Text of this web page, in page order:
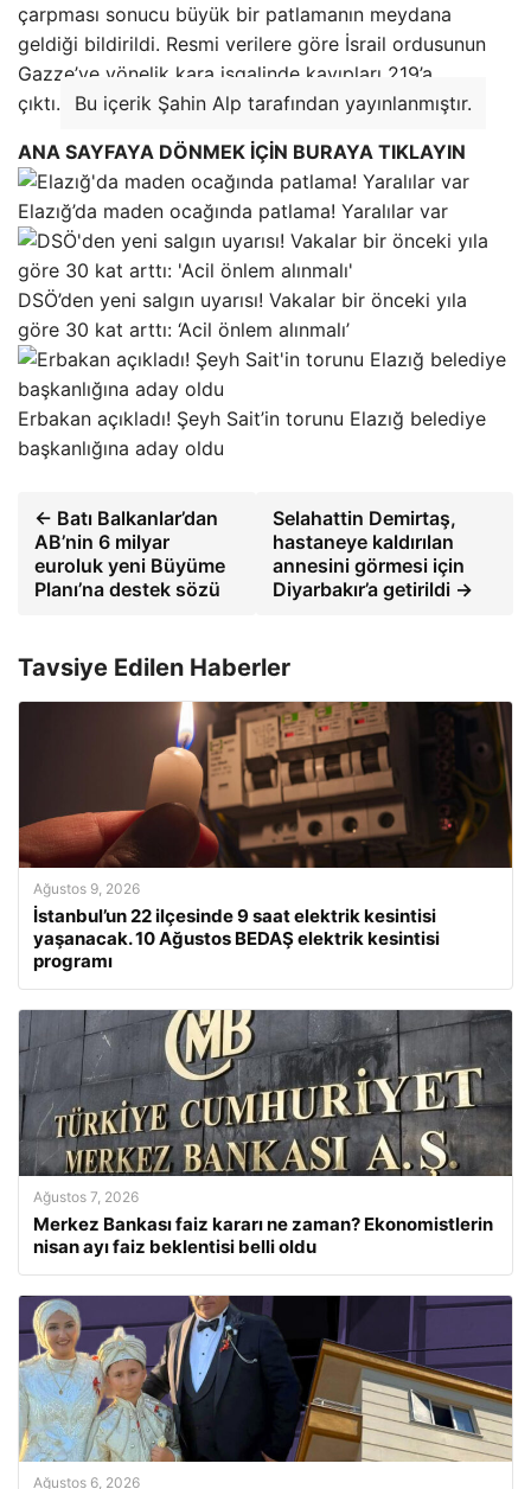
çarpması sonucu büyük bir patlamanın meydana
geldiği bildirildi. Resmi verilere göre İsrail ordusunun
Gazze’ye yönelik kara işgalinde kayıpları 219’a
çıktı.
Bu içerik Şahin Alp tarafından yayınlanmıştır.
ANA SAYFAYA DÖNMEK İÇİN BURAYA TIKLAYIN
Elazığ’da maden ocağında patlama! Yaralılar var
DSÖ’den yeni salgın uyarısı! Vakalar bir önceki yıla
göre 30 kat arttı: ‘Acil önlem alınmalı’
Erbakan açıkladı! Şeyh Sait’in torunu Elazığ belediye
başkanlığına aday oldu
← Batı Balkanlar’dan
AB’nin 6 milyar
euroluk yeni Büyüme
Planı’na destek sözü
Selahattin Demirtaş,
hastaneye kaldırılan
annesini görmesi için
Diyarbakır’a getirildi →
Tavsiye Edilen Haberler
Ağustos 9, 2026
İstanbul’un 22 ilçesinde 9 saat elektrik kesintisi
yaşanacak. 10 Ağustos BEDAŞ elektrik kesintisi
programı
Ağustos 7, 2026
Merkez Bankası faiz kararı ne zaman? Ekonomistlerin
nisan ayı faiz beklentisi belli oldu
Ağustos 6, 2026